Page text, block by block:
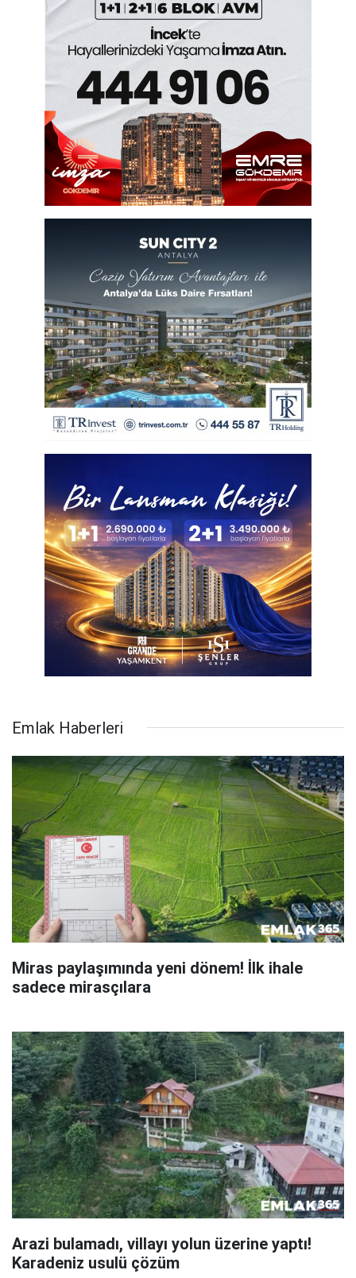
Emlak Haberleri
Miras paylaşımında yeni dönem! İlk ihale
sadece mirasçılara
Arazi bulamadı, villayı yolun üzerine yaptı!
Karadeniz usulü çözüm